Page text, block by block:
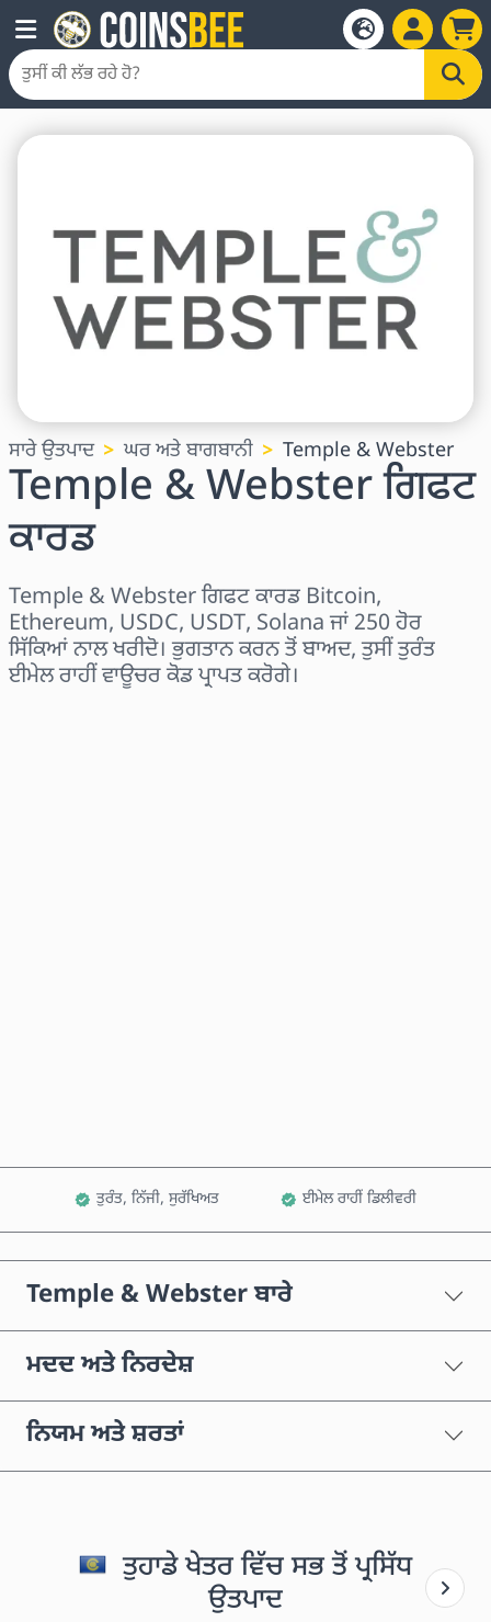
ਸਾਰੇ ਉਤਪਾਦ ਘਰ ਅਤੇ ਬਾਗਬਾਨੀ Temple & Webster
Temple & Webster ਗਿਫਟ
ਕਾਰਡ
Temple & Webster ਗਿਫਟ ਕਾਰਡ Bitcoin,
Ethereum, USDC, USDT, Solana ਜਾਂ 250 ਹੋਰ
ਸਿੱਕਿਆਂ ਨਾਲ ਖਰੀਦੋ। ਭੁਗਤਾਨ ਕਰਨ ਤੋਂ ਬਾਅਦ, ਤੁਸੀਂ ਤੁਰੰਤ
ਈਮੇਲ ਰਾਹੀਂ ਵਾਊਚਰ ਕੋਡ ਪ੍ਰਾਪਤ ਕਰੋਗੇ।
ਤੁਰੰਤ, ਨਿੱਜੀ, ਸੁਰੱਖਿਅਤ ਈਮੇਲ ਰਾਹੀਂ ਡਿਲੀਵਰੀ
Temple & Webster ਬਾਰੇ
ਮਦਦ ਅਤੇ ਨਿਰਦੇਸ਼
ਨਿਯਮ ਅਤੇ ਸ਼ਰਤਾਂ
ਤੁਹਾਡੇ ਖੇਤਰ ਵਿੱਚ ਸਭ ਤੋਂ ਪ੍ਰਸਿੱਧ
ਉਤਪਾਦ